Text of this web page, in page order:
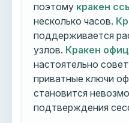
поэтому кракен
несколько часов.
поддерживается
узлов. Кракен
настоятельно
приватные ключи
становится
подтверждения